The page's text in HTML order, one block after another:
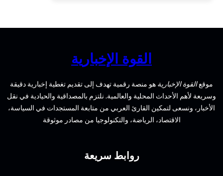
للسهرة
القوة الإخبارية
موقعالقوة الإخباريةهو منصة رقمية تهدف إلى تقديم تغطية إخبارية دقيقة
وسريعة لأهم الأحداث المحلية والعالمية. نلتزم بالمصداقية والحيادية في نقل
الأخبار، ونسعى لتمكين القارئ العربي من متابعة المستجدات في السياسة،
الاقتصاد، الرياضة، والتكنولوجيا من مصادر موثوقة
روابط سريعة